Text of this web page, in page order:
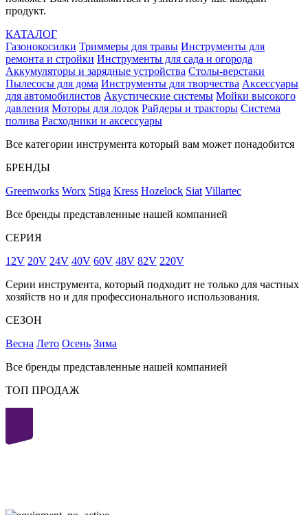
продукт.
КАТАЛОГ
Газонокосилки Триммеры для травы Инструменты для
ремонта и стройки Инструменты для сада и огорода
Аккумуляторы и зарядные устройства Столы-верстаки
Пылесосы для дома Инструменты для творчества Аксессуары
для автомобилистов Акустические системы Мойки высокого
давления Моторы для лодок Райдеры и тракторы Система
полива Расходники и аксессуары
Все категории инструмента который вам может понадобится
БРЕНДЫ
Greenworks Worx Stiga Kress Hozelock Siat Villartec
Все бренды представленные нашей компанией
СЕРИЯ
12V 20V 24V 40V 60V 48V 82V 220V
Серии инструмента, который подходит не только для частных
хозяйств но и для профессионального использования.
СЕЗОН
Весна Лето Осень Зима
Все бренды представленные нашей компанией
ТОП ПРОДАЖ